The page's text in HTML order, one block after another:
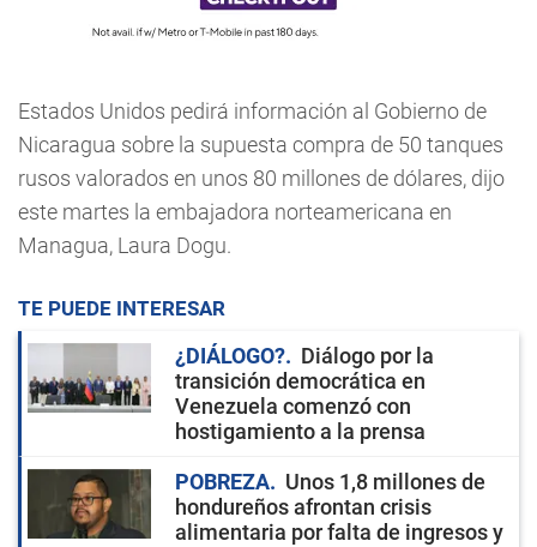
Estados Unidos pedirá información al Gobierno de
Nicaragua sobre la supuesta compra de 50 tanques
rusos valorados en unos 80 millones de dólares, dijo
este martes la embajadora norteamericana en
Managua, Laura Dogu.
TE PUEDE INTERESAR
¿DIÁLOGO?
Diálogo por la
transición democrática en
Venezuela comenzó con
hostigamiento a la prensa
POBREZA
Unos 1,8 millones de
hondureños afrontan crisis
alimentaria por falta de ingresos y